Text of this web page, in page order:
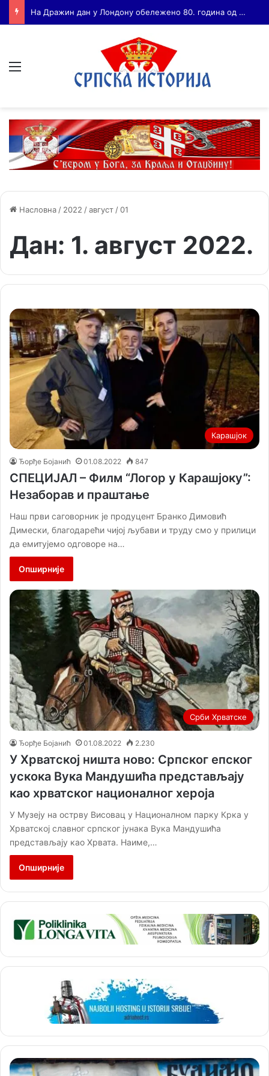
Бојанић: ВОЈА ТАНКОСИЋ – ЧОВЕК КОГА СУ СЕ ПЛАШИЛИ И ЖИВОГ И МРТВОГ, а нема ни споненик
Насловна / 2022 /август /01
Дан: 1. август 2022.
Карашјок
Ђорђе Бојанић 01.08.2022 847
СПЕЦИЈАЛ – Филм “Логор у Карашјоку”:
Незаборав и праштање
Наш први саговорник је продуцент Бранко Димовић
Димески, благодарећи чијој љубави и труду смо у прилици
да емитујемо одговоре на…
Опширније
Срби Хрватске
Ђорђе Бојанић 01.08.2022 2.230
У Хрватској ништа ново: Српског епског
ускока Вука Мандушића представљају
као хрватског националног хероја
У Музеју на острву Висовац у Националном парку Крка у
Хрватској славног српског јунака Вука Мандушића
представљају као Хрвата. Наиме,…
Опширније